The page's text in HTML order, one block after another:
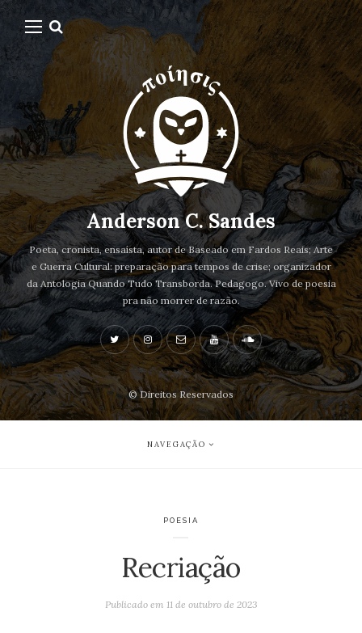
Anderson C. Sandes
Poeta, cronista, ensaísta, autor de Baseado em Fardos Reais; Arte
e Guerra Cultural: preparação para tempos de crise; organizador
da Antologia Quando Tudo Transborda. Pedagogo. Vivo de poesia
pra não morrer de razão.
© Direitos Reservados
NAVEGAÇÃO
POESIA
Recriação
Publicado em 11 de outubro de 2023